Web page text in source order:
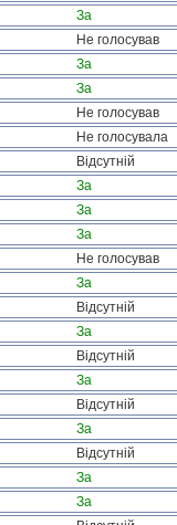
За
Не голосував
За
За
Не голосував
Не голосувала
Відсутній
За
За
За
Не голосував
За
Відсутній
За
Відсутній
За
Відсутній
За
Відсутній
За
За